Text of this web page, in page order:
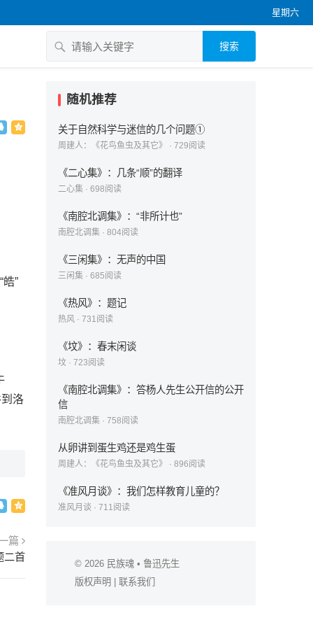
星期六
搜索
”
洛
篇
二首
随机推荐
关于自然科学与迷信的几个问题①
周建人：《花鸟鱼虫及其它》 · 729阅读
《二心集》：几条“顺”的翻译
二心集 · 698阅读
《南腔北调集》：“非所计也”
南腔北调集 · 804阅读
《三闲集》：无声的中国
三闲集 · 685阅读
《热风》：题记
热风 · 731阅读
《坟》：春末闲谈
坟 · 723阅读
《南腔北调集》：答杨人先生公开信的公开
信
南腔北调集 · 758阅读
从卵讲到蛋生鸡还是鸡生蛋
周建人：《花鸟鱼虫及其它》 · 896阅读
《准风月谈》：我们怎样教育儿童的？
准风月谈 · 711阅读
© 2026 民族魂 • 鲁迅先生
版权声明
联系我们